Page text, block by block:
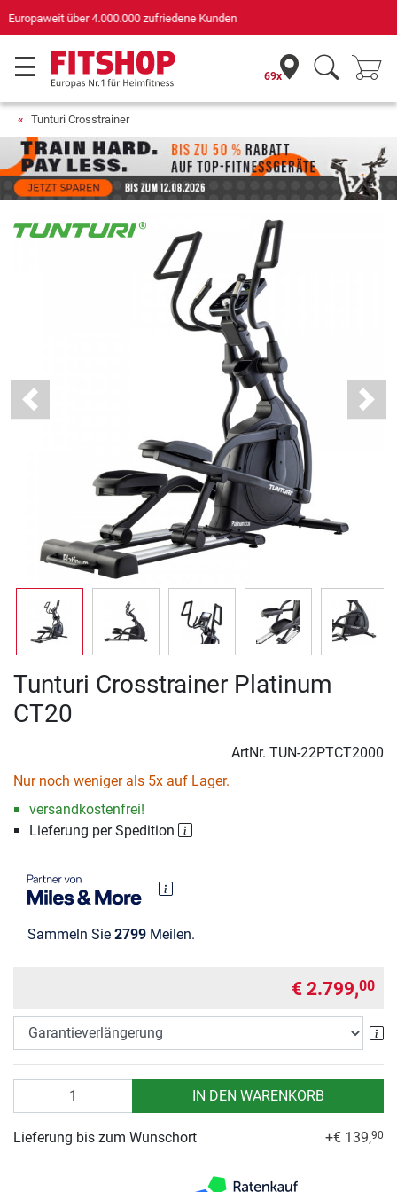
für Sportgeräte (n-tv+DISQ 2016-2024)
69x
Tunturi Crosstrainer
Previous Next
Tunturi Crosstrainer Platinum
CT20
ArtNr. TUN-22PTCT2000
Nur noch weniger als 5x auf Lager.
versandkostenfrei!
Lieferung per Spedition
Sammeln Sie 2799 Meilen.
€ 2.799,00
IN DEN WARENKORB
Lieferung bis zum Wunschort +€ 139,90